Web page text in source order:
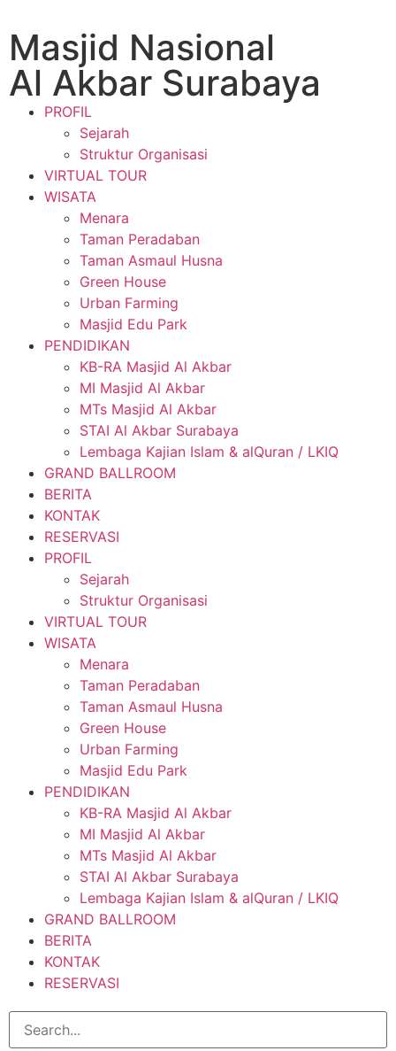
Masjid Nasional
Al Akbar Surabaya
PROFIL
Sejarah
Struktur Organisasi
VIRTUAL TOUR
WISATA
Menara
Taman Peradaban
Taman Asmaul Husna
Green House
Urban Farming
Masjid Edu Park
PENDIDIKAN
KB-RA Masjid Al Akbar
MI Masjid Al Akbar
MTs Masjid Al Akbar
STAI Al Akbar Surabaya
Lembaga Kajian Islam & alQuran / LKIQ
GRAND BALLROOM
BERITA
KONTAK
RESERVASI
PROFIL
Sejarah
Struktur Organisasi
VIRTUAL TOUR
WISATA
Menara
Taman Peradaban
Taman Asmaul Husna
Green House
Urban Farming
Masjid Edu Park
PENDIDIKAN
KB-RA Masjid Al Akbar
MI Masjid Al Akbar
MTs Masjid Al Akbar
STAI Al Akbar Surabaya
Lembaga Kajian Islam & alQuran / LKIQ
GRAND BALLROOM
BERITA
KONTAK
RESERVASI